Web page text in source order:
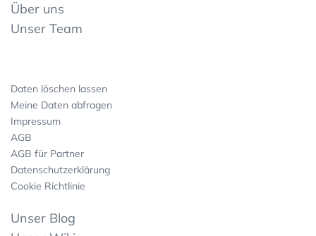
Über uns
Unser Team
Daten löschen lassen
Meine Daten abfragen
Impressum
AGB
AGB für Partner
Datenschutzerklärung
Cookie Richtlinie
Unser Blog